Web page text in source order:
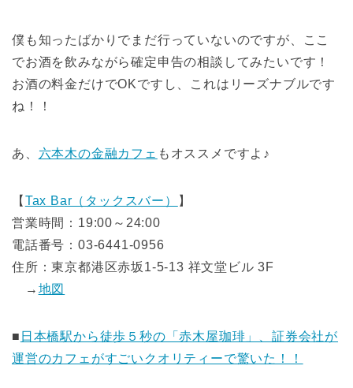
僕も知ったばかりでまだ行っていないのですが、ここ
でお酒を飲みながら確定申告の相談してみたいです！
お酒の料金だけでOKですし、これはリーズナブルです
ね！！
あ、 六本木の金融カフェ もオススメですよ♪
【 Tax Bar（タックスバー）
】
営業時間：19:00～24:00
電話番号：03-6441-0956
住所：東京都港区赤坂1-5-13 祥文堂ビル 3F
→ 地図
■ 日本橋駅から徒歩５秒の「赤木屋珈琲」、証券会社が
運営のカフェがすごいクオリティーで驚いた！！